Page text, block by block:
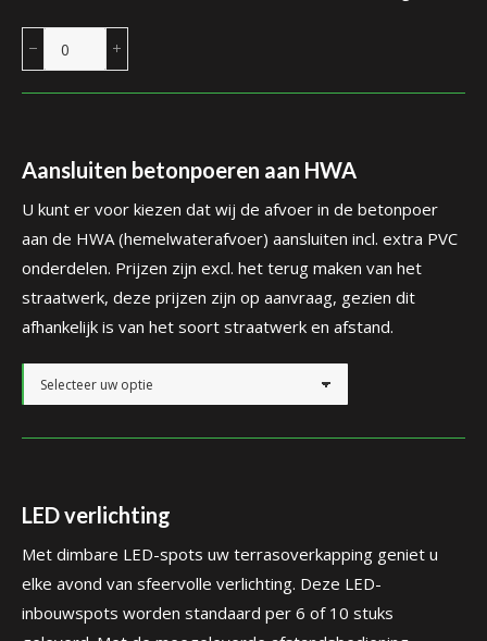
Aansluiten betonpoeren aan HWA
U kunt er voor kiezen dat wij de afvoer in de betonpoer
aan de HWA (hemelwaterafvoer) aansluiten incl. extra PVC
onderdelen. Prijzen zijn excl. het terug maken van het
straatwerk, deze prijzen zijn op aanvraag, gezien dit
afhankelijk is van het soort straatwerk en afstand.
LED verlichting
Met dimbare LED-spots uw terrasoverkapping geniet u
elke avond van sfeervolle verlichting. Deze LED-
inbouwspots worden standaard per 6 of 10 stuks